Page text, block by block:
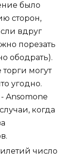
было
сторон,
вдруг
порезать
ободрать).
могут
угодно.
Ansomone
когда
число